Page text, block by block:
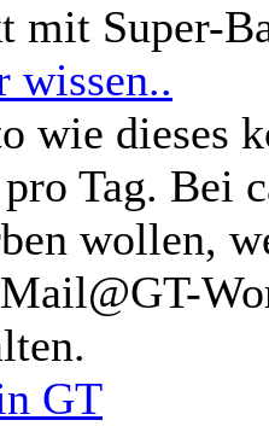
mit Super-
wissen..
wie dieses
Tag. Bei
wollen,
GT